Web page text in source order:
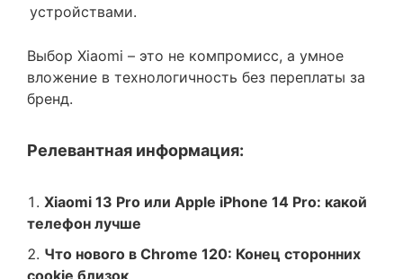
устройствами.
Выбор Xiaomi – это не компромисс, а умное
вложение в технологичность без переплаты за
бренд.
Релевантная информация:
Xiaomi 13 Pro или Apple iPhone 14 Pro: какой
телефон лучше
Что нового в Chrome 120: Конец сторонних
cookie близок